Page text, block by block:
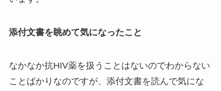
添付文書を眺めて気になったこと
なかなか抗HIV薬を扱うことはないのでわからない
ことばかりなのですが、添付文書を読んで気にな